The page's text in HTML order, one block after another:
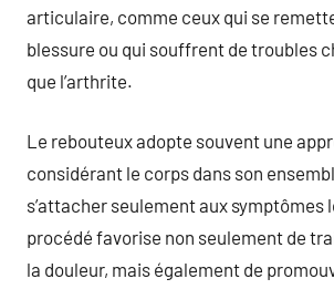
articulaire, comme ceux qui se
blessure ou qui souffrent de troubles
que l’arthrite.
Le rebouteux adopte souvent une
considérant le corps dans son
s’attacher seulement aux symptômes
procédé favorise non seulement de
la douleur, mais également de